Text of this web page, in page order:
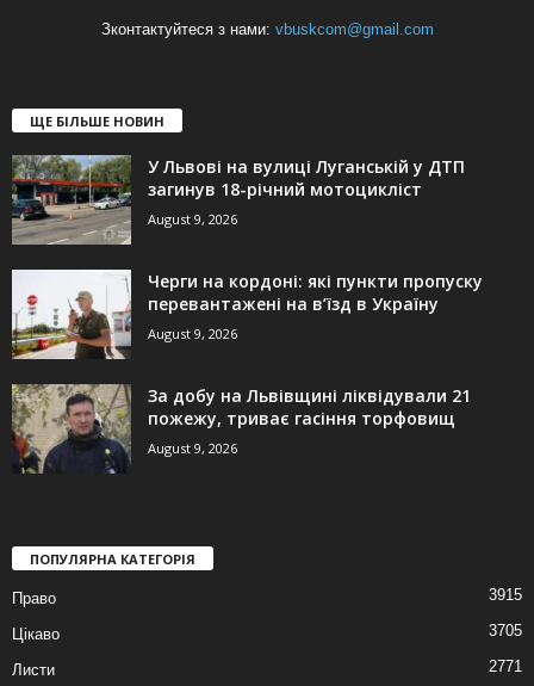
Зконтактуйтеся з нами: vbuskcom@gmail.com
ЩЕ БІЛЬШЕ НОВИН
У Львові на вулиці Луганській у ДТП
загинув 18-річний мотоцикліст
August 9, 2026
Черги на кордоні: які пункти пропуску
перевантажені на в’їзд в Україну
August 9, 2026
За добу на Львівщині ліквідували 21
пожежу, триває гасіння торфовищ
August 9, 2026
ПОПУЛЯРНА КАТЕГОРІЯ
Право 3915
Цікаво 3705
Листи 2771